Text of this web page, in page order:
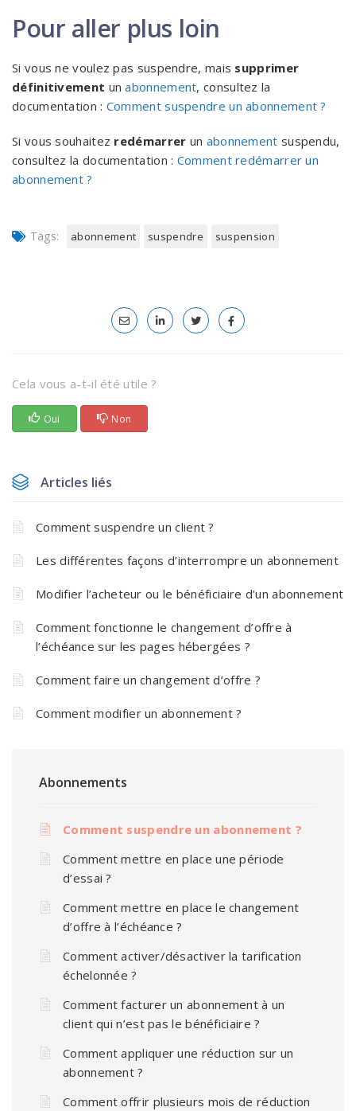
Pour aller plus loin
Si vous ne voulez pas suspendre, mais supprimer
définitivement unabonnement, consultez la
documentation : Comment suspendre un abonnement ?
Si vous souhaitez redémarrer un abonnement suspendu,
consultez la documentation : Comment redémarrer un
abonnement ?
Tags: abonnement suspendre suspension
Cela vous a-t-il été utile ?
Oui Non
Articles liés
Comment suspendre un client ?
Les différentes façons d’interrompre un abonnement
Modifier l’acheteur ou le bénéficiaire d’un abonnement
Comment fonctionne le changement d’offre à
l’échéance sur les pages hébergées ?
Comment faire un changement d’offre ?
Comment modifier un abonnement ?
Abonnements
Comment suspendre un abonnement ?
Comment mettre en place une période
d’essai ?
Comment mettre en place le changement
d’offre à l’échéance ?
Comment activer/désactiver la tarification
échelonnée ?
Comment facturer un abonnement à un
client qui n’est pas le bénéficiaire ?
Comment appliquer une réduction sur un
abonnement ?
Comment offrir plusieurs mois de réduction